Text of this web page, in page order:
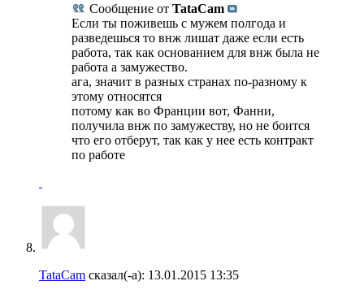
Сообщение от TataCam
Если ты поживешь с мужем полгода и
разведешься то внж лишат даже если есть
работа, так как основанием для внж была не
работа а замужество.
ага, значит в разных странах по-разному к
этому относятся
потому как во Франции вот, Фанни,
получила внж по замужеству, но не боится
что его отберут, так как у нее есть контракт
по работе
TataCam сказал(-а): 13.01.2015 13:35